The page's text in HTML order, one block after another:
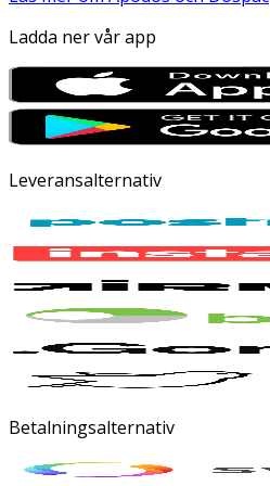
Ladda ner vår app
Leveransalternativ
Betalningsalternativ